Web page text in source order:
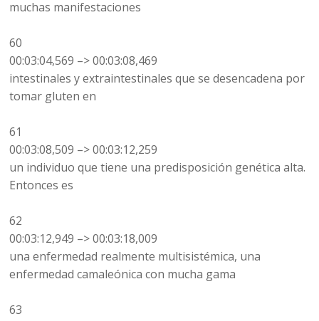
muchas manifestaciones
60
00:03:04,569 –> 00:03:08,469
intestinales y extraintestinales que se desencadena por
tomar gluten en
61
00:03:08,509 –> 00:03:12,259
un individuo que tiene una predisposición genética alta.
Entonces es
62
00:03:12,949 –> 00:03:18,009
una enfermedad realmente multisistémica, una
enfermedad camaleónica con mucha gama
63